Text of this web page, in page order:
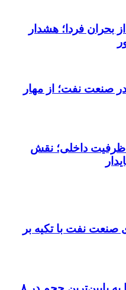
بحران فردا؛ هشدار
صنعت نفت؛ از مهار
ظرفیت داخلی؛ نقش
نفت با تکیه بر